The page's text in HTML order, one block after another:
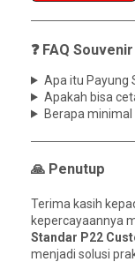
❓ FAQ
Apa itu Payung
Apakah bisa
Berapa minimal
🙏 Penutup
Terima kasih
kepercayaannya
Standar P22
menjadi solusi